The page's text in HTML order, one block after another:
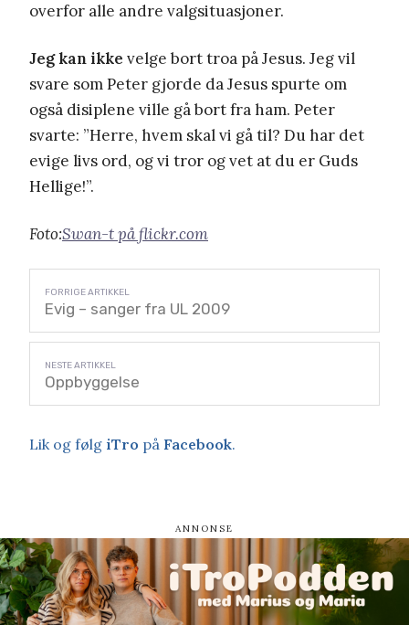
overfor alle andre valgsituasjoner.
Jeg kan ikke velge bort troa på Jesus. Jeg vil
svare som Peter gjorde da Jesus spurte om
også disiplene ville gå bort fra ham. Peter
svarte: ”Herre, hvem skal vi gå til? Du har det
evige livs ord, og vi tror og vet at du er Guds
Hellige!”.
Foto:Swan-t på flickr.com
Evig – sanger fra UL 2009
Oppbyggelse
Lik og følg iTro på Facebook.